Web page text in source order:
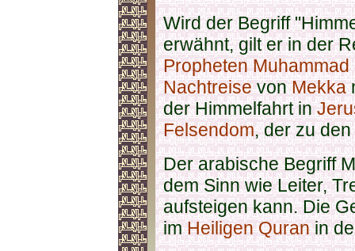
Wird der Begriff
erwähnt, gilt er in der
Propheten Muhammad
NachtreisevonMekka
der Himmelfahrt in
Felsendom, der zu den
Der arabische Begriff
dem Sinn wie Leiter,
aufsteigen kann. Die
imHeiligen Quranin